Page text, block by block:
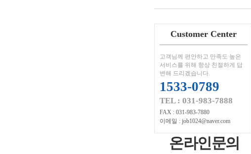
Customer Center
고객님께 편안하고 만족도 높은
서비스를 위해 항상 친절하게 답
변해 드리겠습니다.
1533-0789
TEL : 031-983-7888
FAX : 031-983-7880
이메일 : job1024@naver.com
온라인문의